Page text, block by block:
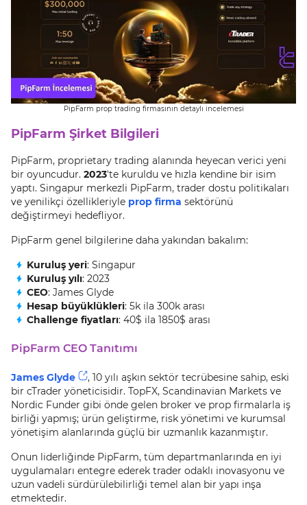
PipFarm prop trading firmasının detaylı incelemesi
PipFarm Şirket Bilgileri
PipFarm, proprietary trading alanında heyecan verici yeni
bir oyuncudur. 2023'te kuruldu ve hızla kendine bir isim
yaptı. Singapur merkezli PipFarm, trader dostu politikaları
ve yenilikçi özellikleriyle prop firma sektörünü
değiştirmeyi hedefliyor.
PipFarm genel bilgilerine daha yakından bakalım:
Kuruluş yeri: Singapur
Kuruluş yılı: 2023
CEO: James Glyde
Hesap büyüklükleri: 5k ila 300k arası
Challenge fiyatları: 40$ ila 1850$ arası
PipFarm CEO Tanıtımı
James Glyde
, 10 yılı aşkın sektör tecrübesine sahip, eski
bir cTrader yöneticisidir. TopFX, Scandinavian Markets ve
Nordic Funder gibi önde gelen broker ve prop firmalarla iş
birliği yapmış; ürün geliştirme, risk yönetimi ve kurumsal
yönetişim alanlarında güçlü bir uzmanlık kazanmıştır.
Onun liderliğinde PipFarm, tüm departmanlarında en iyi
uygulamaları entegre ederek trader odaklı inovasyonu ve
uzun vadeli sürdürülebilirliği temel alan bir yapı inşa
etmektedir.